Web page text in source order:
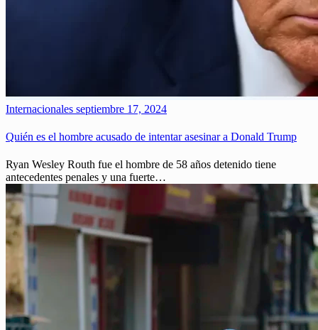
Internacionales septiembre 17, 2024
Quién es el hombre acusado de intentar asesinar a Donald Trump
Ryan Wesley Routh fue el hombre de 58 años detenido tiene
antecedentes penales y una fuerte…